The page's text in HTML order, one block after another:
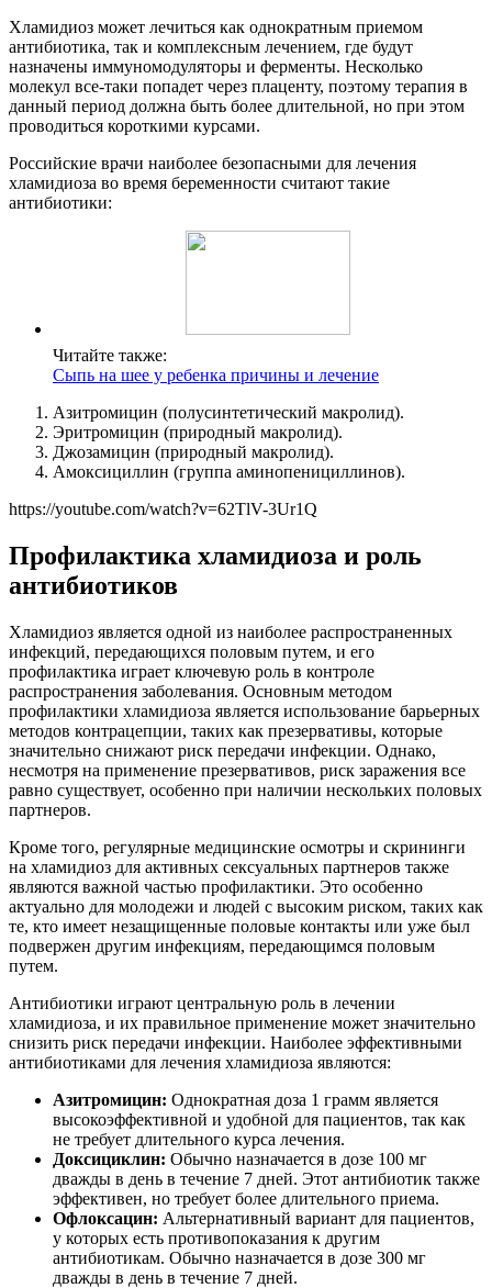
Хламидиоз может лечиться как однократным приемом
антибиотика, так и комплексным лечением, где будут
назначены иммуномодуляторы и ферменты. Несколько
молекул все-таки попадет через плаценту, поэтому терапия в
данный период должна быть более длительной, но при этом
проводиться короткими курсами.
Российские врачи наиболее безопасными для лечения
хламидиоза во время беременности считают такие
антибиотики:
Читайте также:
Сыпь на шее у ребенка причины и лечение
Азитромицин (полусинтетический макролид).
Эритромицин (природный макролид).
Джозамицин (природный макролид).
Амоксициллин (группа аминопенициллинов).
https://youtube.com/watch?v=62TlV-3Ur1Q
Профилактика хламидиоза и роль
антибиотиков
Хламидиоз является одной из наиболее распространенных
инфекций, передающихся половым путем, и его
профилактика играет ключевую роль в контроле
распространения заболевания. Основным методом
профилактики хламидиоза является использование барьерных
методов контрацепции, таких как презервативы, которые
значительно снижают риск передачи инфекции. Однако,
несмотря на применение презервативов, риск заражения все
равно существует, особенно при наличии нескольких половых
партнеров.
Кроме того, регулярные медицинские осмотры и скрининги
на хламидиоз для активных сексуальных партнеров также
являются важной частью профилактики. Это особенно
актуально для молодежи и людей с высоким риском, таких как
те, кто имеет незащищенные половые контакты или уже был
подвержен другим инфекциям, передающимся половым
путем.
Антибиотики играют центральную роль в лечении
хламидиоза, и их правильное применение может значительно
снизить риск передачи инфекции. Наиболее эффективными
антибиотиками для лечения хламидиоза являются:
Азитромицин: Однократная доза 1 грамм является
высокоэффективной и удобной для пациентов, так как
не требует длительного курса лечения.
Доксициклин: Обычно назначается в дозе 100 мг
дважды в день в течение 7 дней. Этот антибиотик также
эффективен, но требует более длительного приема.
Офлоксацин: Альтернативный вариант для пациентов,
у которых есть противопоказания к другим
антибиотикам. Обычно назначается в дозе 300 мг
дважды в день в течение 7 дней.